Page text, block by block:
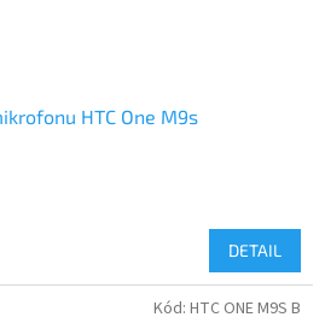
HTC One M9s
DETAIL
Kód: HTC ONE M9S B